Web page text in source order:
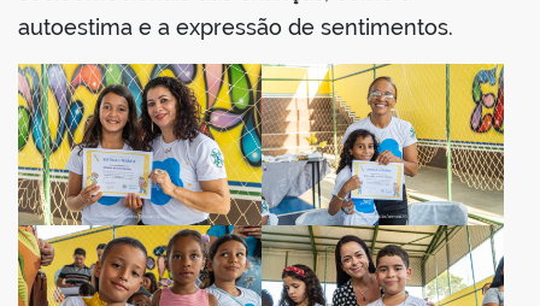
autoestima e a expressão de sentimentos.